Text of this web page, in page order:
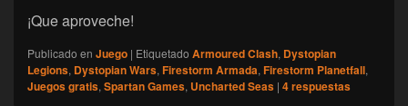
¡Que aproveche!
Publicado en Juego | Etiquetado Armoured Clash, Dystopian
Legions, Dystopian Wars, Firestorm Armada, Firestorm Planetfall,
Juegos gratis, Spartan Games, Uncharted Seas | 4respuestas